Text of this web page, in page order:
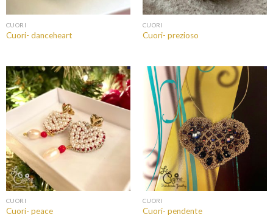
CUORI
Cuori- danceheart
CUORI
Cuori- prezioso
CUORI
Cuori- peace
CUORI
Cuori- pendente